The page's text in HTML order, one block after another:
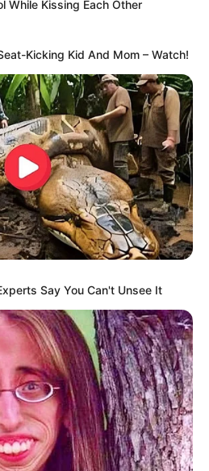
klassisch mit
oder Käse
Begriffe: Langos,
Hefefladen, frittiertes
– Schritt
Köstliches Langosch
begeistert alle!>lebt von
und dem
Hier ist die Schritt-für-
While Kissing Each Other
Kicking Kid And Mom – Watch!
Say You Can't Unsee It